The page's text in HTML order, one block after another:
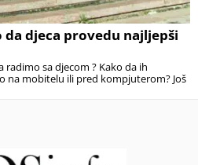
da djeca provedu najljepši
radimo sa djecom ? Kako da ih
na mobitelu ili pred kompjuterom? Još